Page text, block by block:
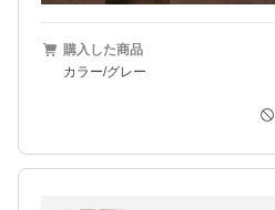
購入した商品
カラー/グレー